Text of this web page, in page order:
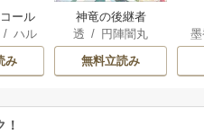
ール
、年
にさ
！～
/ハル
み
神竜の後継者
透 / 円陣闇丸
無料立読み